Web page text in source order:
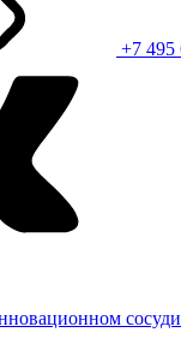
+7 495